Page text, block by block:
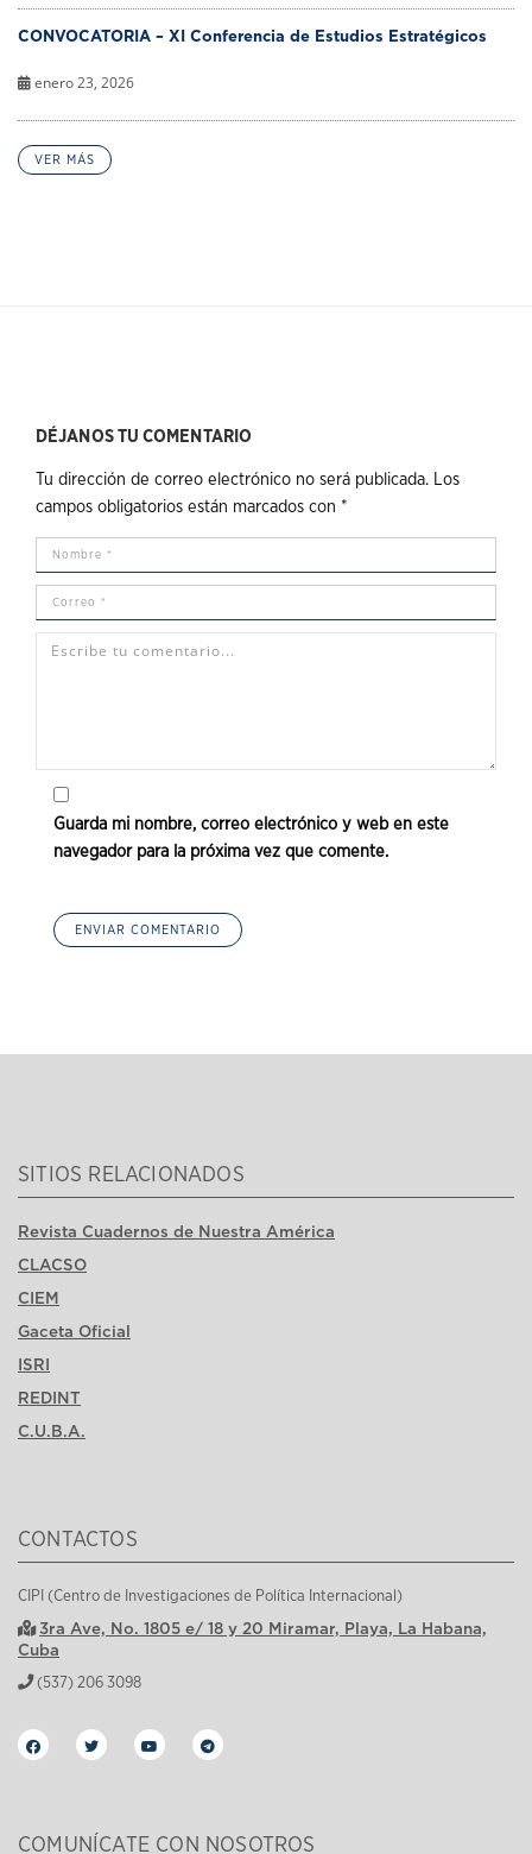
CONVOCATORIA – XI Conferencia de Estudios Estratégicos
enero 23, 2026
VER MÁS
DÉJANOS TU COMENTARIO
Tu dirección de correo electrónico no será publicada.
Los
campos obligatorios están marcados con *
Guarda mi nombre, correo electrónico y web en este
navegador para la próxima vez que comente.
SITIOS RELACIONADOS
Revista Cuadernos de Nuestra América
CLACSO
CIEM
Gaceta Oficial
ISRI
REDINT
C.U.B.A.
CONTACTOS
CIPI (Centro de Investigaciones de Política Internacional)
3ra Ave, No. 1805 e/ 18 y 20 Miramar, Playa, La Habana,
Cuba
(537) 206 3098
COMUNÍCATE CON NOSOTROS